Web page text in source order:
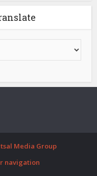
Media Group
navigation